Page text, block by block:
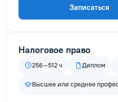
Записаться
Налоговое право
256–512 ч Диплом
Высшее или среднее